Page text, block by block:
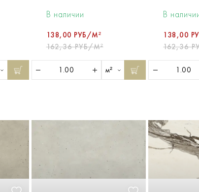
В наличии
138,00 РУБ/М²
162,36 РУБ/М²
м²
В
138,00
162,36